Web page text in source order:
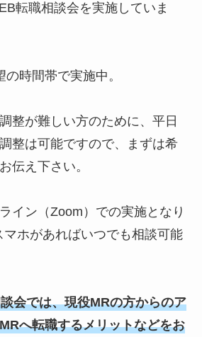
転職相談会を実施していま
時間帯で実施中。
整が難しい方のために、平日
整は可能ですので、まずは希
伝え下さい。
イン（Zoom）での実施となり
マホがあればいつでも相談可能
会では、現役MRの方からのア
へ転職するメリットなどをお